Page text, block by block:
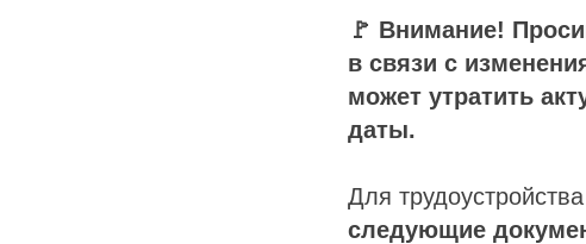
🚩 Внимание!
в связи с
может утратить
даты.
Для
следующие